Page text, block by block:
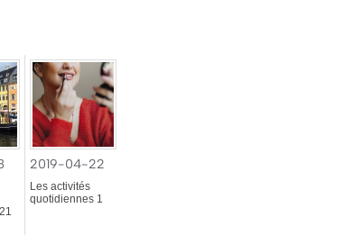
2019-04-22
Les activités
quotidiennes 1